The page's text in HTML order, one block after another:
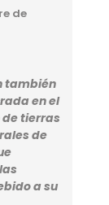
de
también
en el
tierras
de
a su